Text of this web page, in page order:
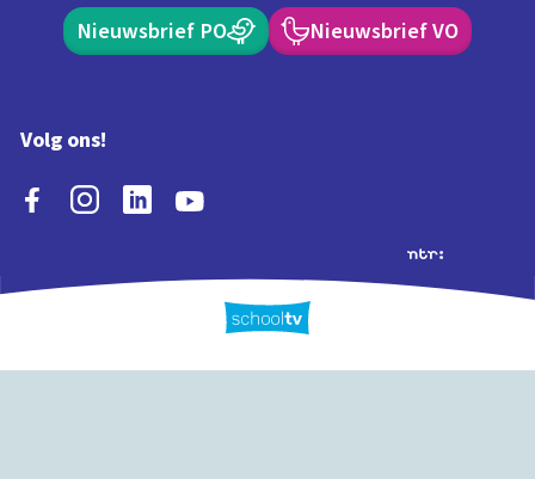
Nieuwsbrief PO Nieuwsbrief VO
Volg ons!